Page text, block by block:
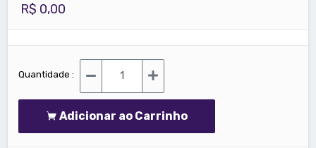
R$ 0,00
Quantidade :
Adicionar ao Carrinho